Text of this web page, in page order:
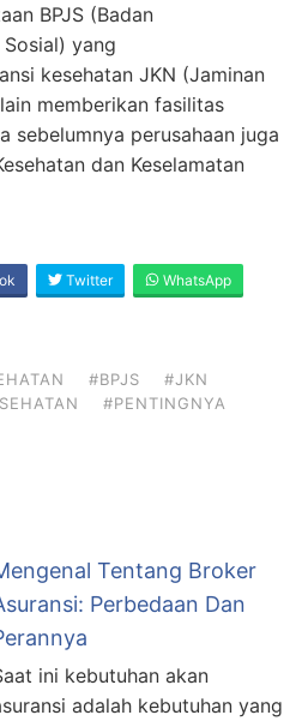
BPJS (Badan
yang
kesehatan JKN (Jaminan
memberikan fasilitas
sebelumnya perusahaan juga
dan Keselamatan
Twitter WhatsApp
#BPJS
#JKN
#PENTINGNYA
Tentang Broker
Perbedaan Dan
ini kebutuhan akan
adalah kebutuhan yang